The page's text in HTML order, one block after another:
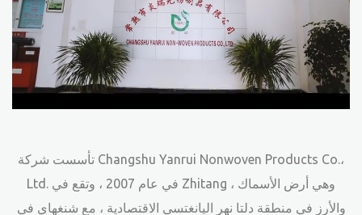
تأسست شركة Changshu Yanrui Nonwoven Products Co.،
Ltd. في عام 2007 ، وتقع في Zhitang ، وهي أرض الأسماك
والأرز في منطقة دلتا نهر اليانغتسي الاقتصادية ، مع شنغهاي في